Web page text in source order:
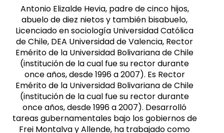
Masculino
Antonio Elizalde Hevia, padre de cinco hijos,
abuelo de diez nietos y también bisabuelo,
Licenciado en sociología Universidad Católica
de Chile, DEA Universidad de Valencia, Rector
Emérito de la Universidad Bolivariana de Chile
(institución de la cual fue su rector durante
once años, desde 1996 a 2007). Es Rector
Emérito de la Universidad Bolivariana de Chile
(institución de la cual fue su rector durante
once años, desde 1996 a 2007). Desarrolló
tareas gubernamentales bajo los gobiernos de
Frei Montalva y Allende, ha trabajado como